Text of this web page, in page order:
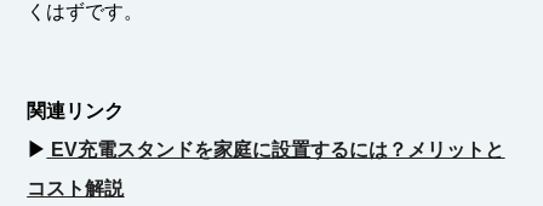
くはずです。
関連リンク
▶︎ EV充電スタンドを家庭に設置するには？メリットと
コスト解説